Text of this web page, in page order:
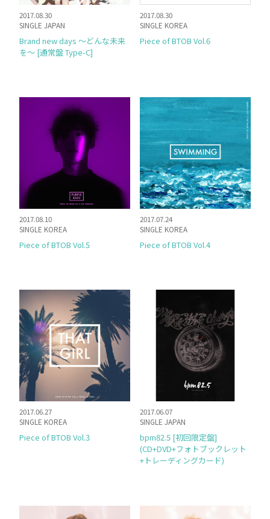
2017.08.30
SINGLE JAPAN
Brand new days 〜どんな未来
を〜 [通常盤 Type-C]
2017.08.30
SINGLE KOREA
Piece of BTOB Vol.6
2017.08.10
SINGLE KOREA
Piece of BTOB Vol.5
2017.07.24
SINGLE KOREA
Piece of BTOB Vol.4
2017.06.27
SINGLE KOREA
Piece of BTOB Vol.3
2017.06.07
SINGLE JAPAN
bpm82.5 [初回限定盤]
(CD+DVD+フォトブックレット
+トレーディングカード)